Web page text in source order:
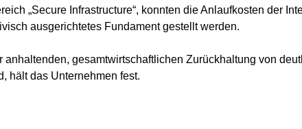
„Secure Infrastructure“, konnten die Anlaufkosten der
ausgerichtetes Fundament gestellt werden.
gesamtwirtschaftlichen Zurückhaltung von
hält das Unternehmen fest.